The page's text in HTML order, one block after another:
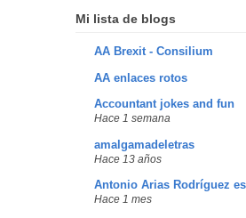
Mi lista de blogs
AA Brexit - Consilium
AA enlaces rotos
Accountant jokes and fun
Hace 1 semana
amalgamadeletras
Hace 13 años
Antonio Arias Rodríguez
Hace 1 mes